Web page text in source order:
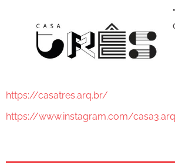
https://casatres.arq.br/
https://www.instagram.com/